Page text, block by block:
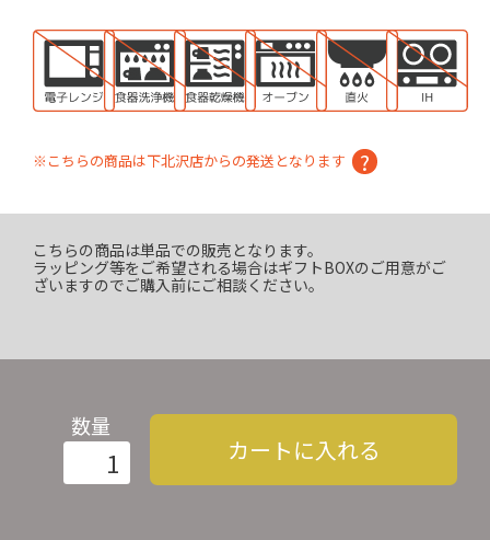
※こちらの商品は下北沢店からの発送となります
こちらの商品は単品での販売となります。
ラッピング等をご希望される場合はギフトBOXのご用意がご
ざいますのでご購入前にご相談ください。
数量
カートに入れる